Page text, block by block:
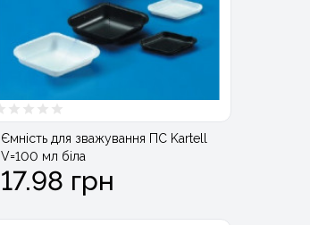
Ємність для зважування ПС Kartell
V=100 мл біла
17.98 грн